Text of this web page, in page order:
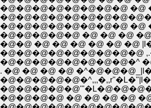
�@�@�@�@�@�@�@�@ �@
�@�@�@�@�@�@�@�@ �@
�@�@�@�@�@ �@ �@ �@
�@�@ �@ �@ �@ �@ �@
�@�@�@�@�@�@�@�@�@
�@�@�@�@�@�@�@�@�^
. �@ �@ �@ �@
�@�@�@�@ �@ �@ �@ �@